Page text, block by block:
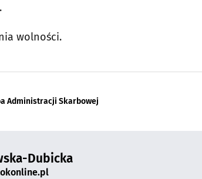
wolności.
Administracji Skarbowej
Dubicka